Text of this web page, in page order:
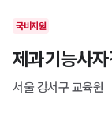
국비지원
제과기능사
서울 강서구 교육원